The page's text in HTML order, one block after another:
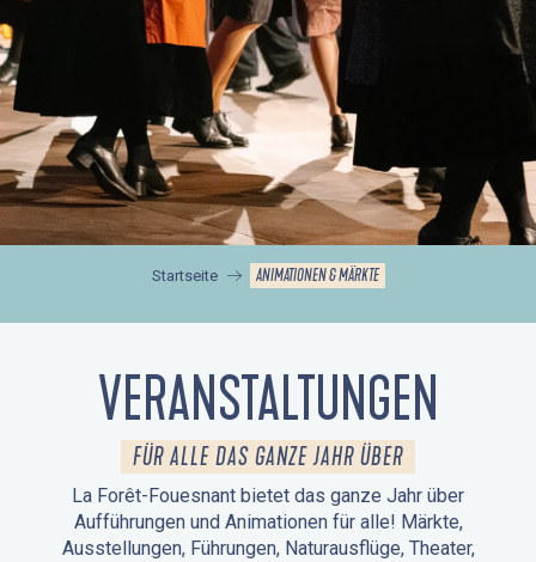
Startseite ANIMATIONEN & MÄRKTE
VERANSTALTUNGEN
FÜR ALLE DAS GANZE JAHR ÜBER
La Forêt-Fouesnant bietet das ganze Jahr über
Aufführungen und Animationen für alle! Märkte,
Ausstellungen, Führungen, Naturausflüge, Theater,